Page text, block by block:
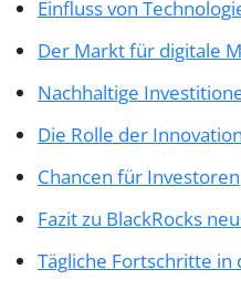
Einfluss von
Der Markt für digitale
Nachhaltige
Die Rolle der
Chancen für Investoren
Fazit zu BlackRocks
Tägliche Fortschritte